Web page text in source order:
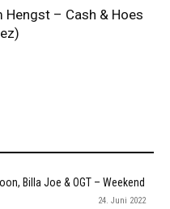
Hengst – Cash & Hoes
Billa Joe & OGT – Weekend
24. Juni 2022